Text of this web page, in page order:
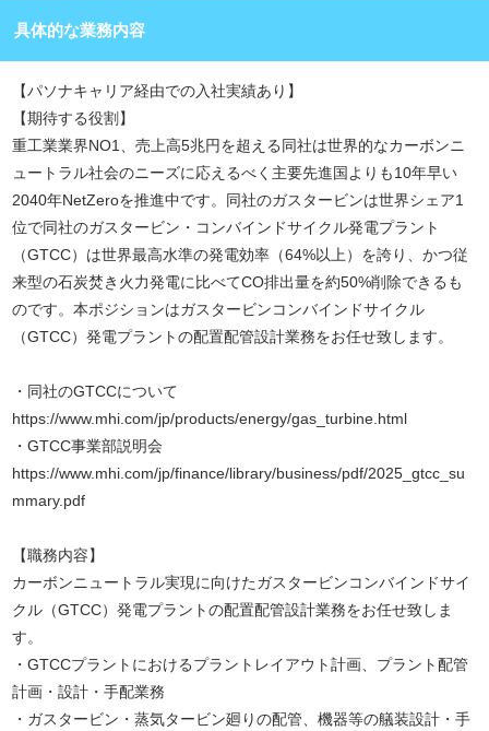
具体的な業務内容
【パソナキャリア経由での入社実績あり】
【期待する役割】
重工業業界NO1、売上高5兆円を超える同社は世界的なカーボンニ
ュートラル社会のニーズに応えるべく主要先進国よりも10年早い
2040年NetZeroを推進中です。同社のガスタービンは世界シェア1
位で同社のガスタービン・コンバインドサイクル発電プラント
（GTCC）は世界最高水準の発電効率（64%以上）を誇り、かつ従
来型の石炭焚き火力発電に比べてCO排出量を約50%削除できるも
のです。本ポジションはガスタービンコンバインドサイクル
（GTCC）発電プラントの配置配管設計業務をお任せ致します。
・同社のGTCCについて
https://www.mhi.com/jp/products/energy/gas_turbine.html
・GTCC事業部説明会
https://www.mhi.com/jp/finance/library/business/pdf/2025_gtcc_su
mmary.pdf
【職務内容】
カーボンニュートラル実現に向けたガスタービンコンバインドサイ
クル（GTCC）発電プラントの配置配管設計業務をお任せ致しま
す。
・GTCCプラントにおけるプラントレイアウト計画、プラント配管
計画・設計・手配業務
・ガスタービン・蒸気タービン廻りの配管、機器等の艤装設計・手